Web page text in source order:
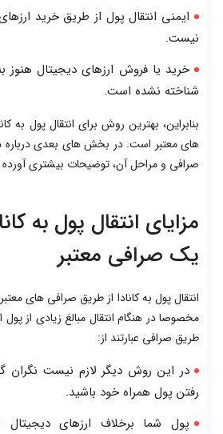
ایمنی انتقال پول از طریق خرید
نیست.
خرید یا فروش ارزهای دیجیتال
شناخته نشده است.
بنابراین، بهترین روش برای انتقال پول به
های معتبر است. در بخش های بعدی درباره
صرافی و مراحل آن، توضیحات بیشتری
مزایای انتقال پول به
یک صرافی معتبر
انتقال پول به کانادا از طریق صرافی های
مخصوصا در هنگام انتقال مبالغ زیادی از پول
طریق صرافی عبارتند از:
در این روش دیگر لازم نیست
رفتن پول همراه خود باشید.
پول شما برخلاف ارزهای